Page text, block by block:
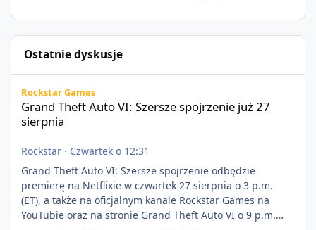
Ostatnie dyskusje
Rockstar Games
Grand Theft Auto VI: Szersze spojrzenie już 27
sierpnia
Rockstar · Czwartek o 12:31
Grand Theft Auto VI: Szersze spojrzenie odbędzie
premierę na Netflixie w czwartek 27 sierpnia o 3 p.m.
(ET), a także na oficjalnym kanale Rockstar Games na
YouTubie oraz na stronie Grand Theft Auto VI o 9 p.m.